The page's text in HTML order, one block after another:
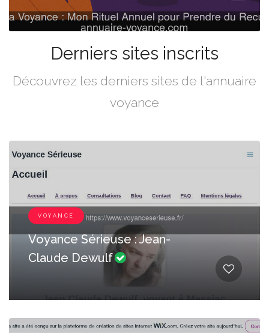
Derniers sites inscrits
Découvrez les derniers sites de l'annuaire
voyance
VOYANCE
Voyance Sérieuse : Jean-
Claude Dewulf